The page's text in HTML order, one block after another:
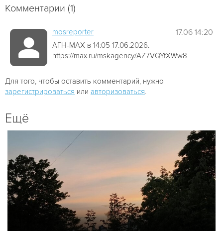
Комментарии (1)
mosreporter 17.06 14:20
АГН-МАХ в 14:05 17.06.2026.
https://max.ru/mskagency/AZ7VQYfXWw8
Для того, чтобы оставить комментарий, нужно
зарегистрироваться или авторизоваться
Ещё